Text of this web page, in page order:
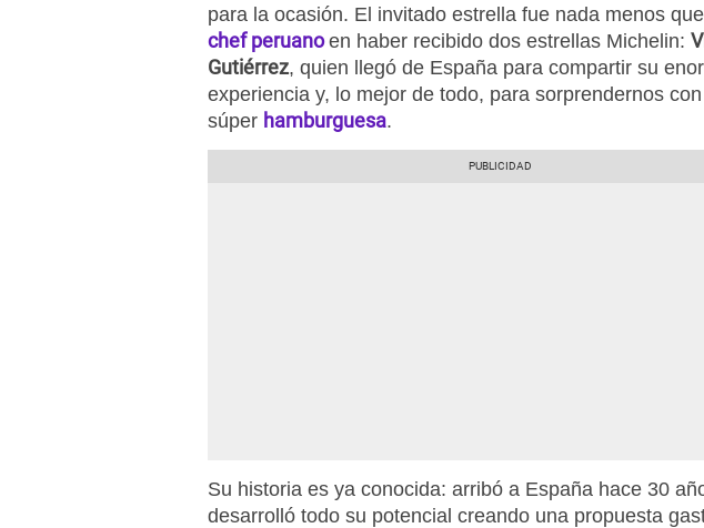
para la ocasión. El invitado estrella fue nada menos
chef peruanoen haber recibido dos estrellas Michelin:
Gutiérrez, quien llegó de España para compartir su
experiencia y, lo mejor de todo, para sorprendernos
súper hamburguesa.
Su historia es ya conocida: arribó a España hace 30
desarrolló todo su potencial creando una propuesta